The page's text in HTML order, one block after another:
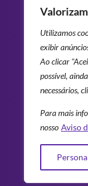
Utilizamos
exibir
Ao clicar
possível,
necessários,
Para mais
nosso Aviso
Gás
Metais
Rio de